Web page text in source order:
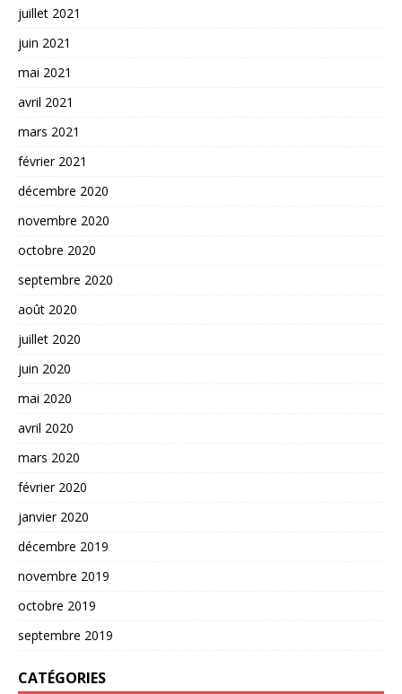
juillet 2021
juin 2021
mai 2021
avril 2021
mars 2021
février 2021
décembre 2020
novembre 2020
octobre 2020
septembre 2020
août 2020
juillet 2020
juin 2020
mai 2020
avril 2020
mars 2020
février 2020
janvier 2020
décembre 2019
novembre 2019
octobre 2019
septembre 2019
CATÉGORIES